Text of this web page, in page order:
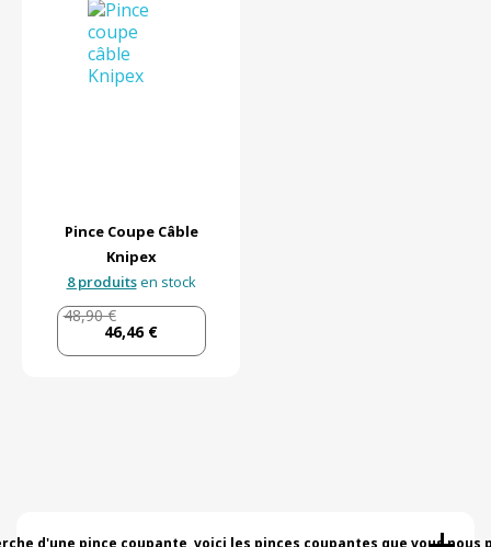
Pince Coupe Câble
Knipex
8 produitsen stock
48,90 €
46,46 €